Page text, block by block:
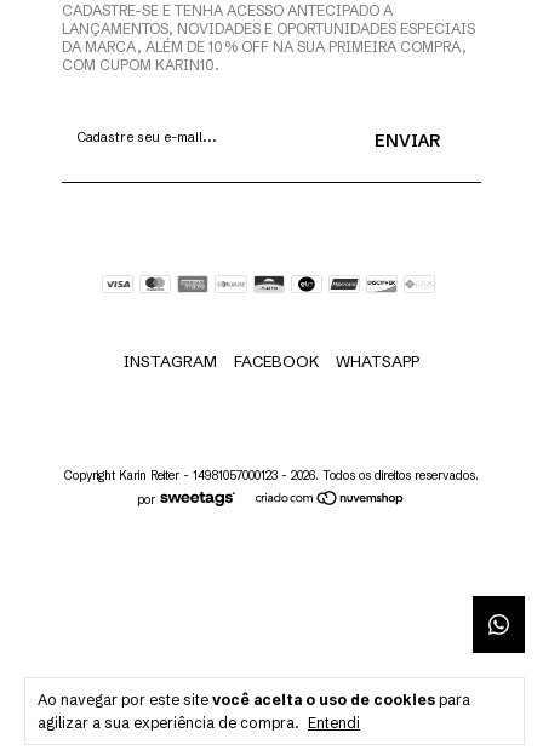
Ao navegar por este site você aceita o uso de cookies para
agilizar a sua experiência de compra. Entendi
CADASTRE-SE E TENHA ACESSO ANTECIPADO A
LANÇAMENTOS, NOVIDADES E OPORTUNIDADES ESPECIAIS
DA MARCA, ALÉM DE 10% OFF NA SUA PRIMEIRA COMPRA,
COM CUPOM KARIN10.
INSTAGRAM FACEBOOK WHATSAPP
Copyright Karin Reiter - 14981057000123 - 2026. Todos os direitos reservados.
por